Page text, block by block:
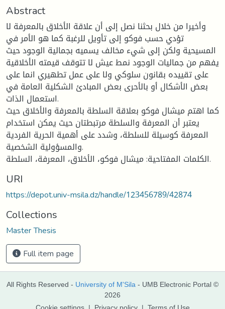
Abstract
وأخيرا من خلال بحثنا نصل إلى أن علاقة الأخلاق بالمعرفة لا
تؤدي حسب فوكو إلى تأويل للرغبة كما هو الأمر في
المسيحية ولكن إلى شيء مخالف يسميه بجمالية الوجود حيث
يفهم من جماليات الوجود نمط عيش لا تتوقف قيمته الأخلاقية
على تقييده بقانون سلوكي ولا على عمل تطهيري انما على
بعض الأشكال أو بالأحرى بعض المبادئ الشكلية العامة في
استعمال الذات.
كما اهتم ميشال فوكو بعلاقة السلطة بالمعرفة والأخلاق حيث
يعتبر أن المعرفة والسلطة مرتبطتان حيث يمكن استخدام
المعرفة كوسيلة للسلطة، وشدد على أهمية الحرية الفردية
والمسؤولية الشخصية.
الكلمات المفتاحية: ميشال فوكو، الأخلاق، المعرفة، السلطة.
URI
https://depot.univ-msila.dz/handle/123456789/42874
Collections
Master Thesis
Full item page
All Rights Reserved - University of M'Sila - UMB Electronic Portal ©
2026